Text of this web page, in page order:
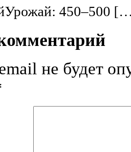
450–500
не будет